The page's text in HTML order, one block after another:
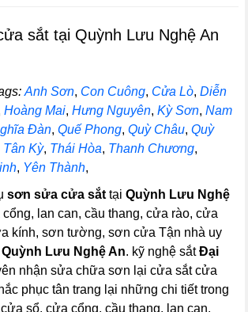
sắt tại Quỳnh Lưu Nghệ An
Anh Sơn, Con Cuông, Cửa Lò,Diễn
Hoàng Mai,Hưng Nguyên,Kỳ Sơn,Nam
Đàn,Quế Phong,Quỳ Châu,Quỳ
Tân Kỳ, Thái Hòa, Thanh Chương,
, Yên Thành,
sơn sửa cửa sắttại Quỳnh Lưu Nghệ
lan can, cầu thang, cửa rào, cửa
kính, sơn tường, sơn cửa Tận nhà uy
Quỳnh Lưu Nghệ An. kỹ nghệ sắtĐại
nhận sửa chữa sơn lại cửa sắt cửa
phục tân trang lại những chi tiết trong
sổ, cửa cổng, cầu thang, lan can,